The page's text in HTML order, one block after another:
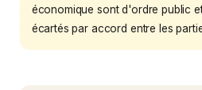
économique sont d'ordre public
écartés par accord entre les